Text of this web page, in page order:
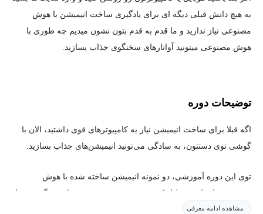
به هیچ دانش قبلی دیگه ای برای یادگیری ساخت انیمیشن با هوش
مصنوعی نیاز ندارید و ما قدم به قدم بتون نشون میدیم چه طوری با
هوش مصنوعی میتونید آواتارهای سخنگوی جذاب بسازید.
توضیحات دوره
اگه قبلا برای ساخت انیمیشن نیاز به کامپیوترهای قوی داشتید، الان با
گوشی توی دستتون، به سادگی می‌تونید انیمیشن‌های جذاب بسازید.
توی این دوره آموزشی، دو نمونه انیمیشن ساخته شده با هوش
مصنوعی را براتون تحلیل کردیم و قدم به قدم نشون دادیم چگونه فقط
با چند تا کلیک، میتونید عکس، صوت و آواتارهای سخنگوی جذاب با
مشاهده ادامه معرفی